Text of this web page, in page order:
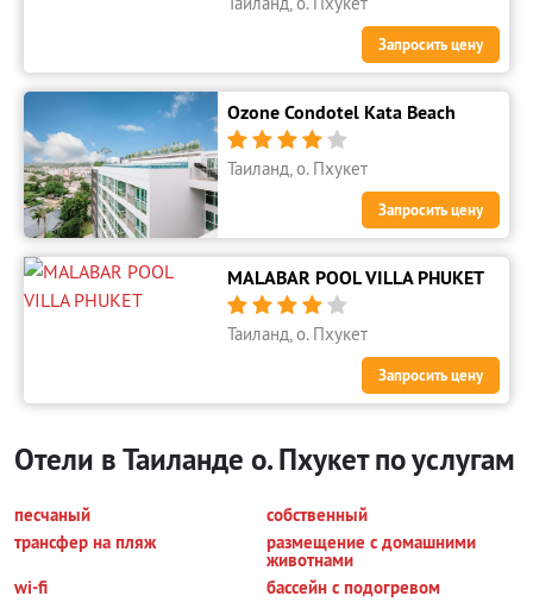
Запросить цену
Ozone Condotel Kata Beach
    
Таиланд, о. Пхукет
Запросить цену
MALABAR POOL VILLA PHUKET
    
Таиланд, о. Пхукет
Запросить цену
Отели в Таиланде о. Пхукет по услугам
песчаный
собственный
трансфер на пляж
размещение с домашними
животнами
wi-fi
бассейн с подогревом